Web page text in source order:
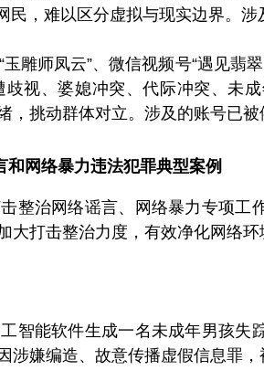
，难以区分虚拟与现实边界。涉
雕师凤云”、微信视频号“遇见翡
视、婆媳冲突、代际冲突、未
挑动群体对立。涉及的账号已被
网络暴力违法犯罪典型案例
整治网络谣言、网络暴力专项
打击整治力度，有效净化网络环
智能软件生成一名未成年男孩
嫌编造、故意传播虚假信息罪，